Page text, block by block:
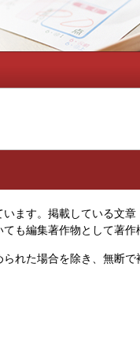
ます。掲載している文
も編集著作物として著作
れた場合を除き、無断で